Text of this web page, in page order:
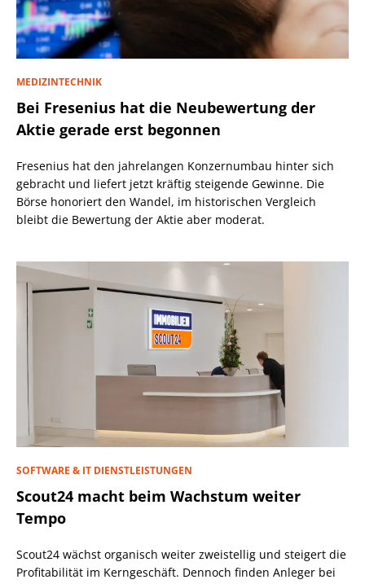
MEDIZINTECHNIK
Bei Fresenius hat die Neubewertung der
Aktie gerade erst begonnen
Fresenius hat den jahrelangen Konzernumbau hinter sich
gebracht und liefert jetzt kräftig steigende Gewinne. Die
Börse honoriert den Wandel, im historischen Vergleich
bleibt die Bewertung der Aktie aber moderat.
SOFTWARE & IT DIENSTLEISTUNGEN
Scout24 macht beim Wachstum weiter
Tempo
Scout24 wächst organisch weiter zweistellig und steigert die
Profitabilität im Kerngeschäft. Dennoch finden Anleger bei